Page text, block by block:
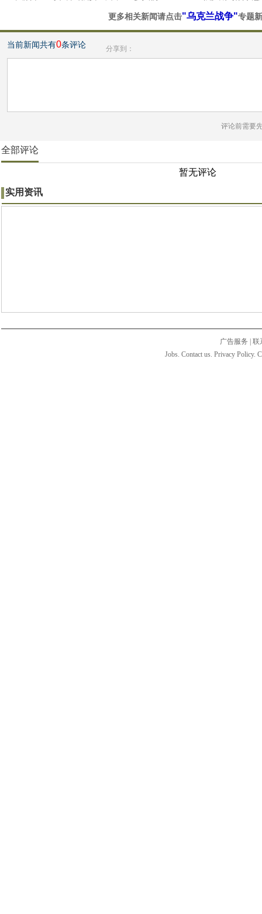
更多相关新闻请点击"乌克兰战争"专题
当前新闻共有0条评论 分享到：
评论前需要
全部评论
暂无评论
实用资讯
广告服务
联
Jobs. Contact us. Privacy Policy.